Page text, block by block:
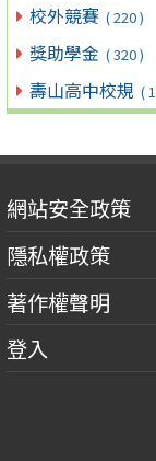
校外競賽 ( 220 )
獎助學金 ( 320 )
壽山高中校規 (
網站安全政策
隱私權政策
著作權聲明
登入